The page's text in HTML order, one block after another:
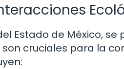
Estado de México,
cruciales para la